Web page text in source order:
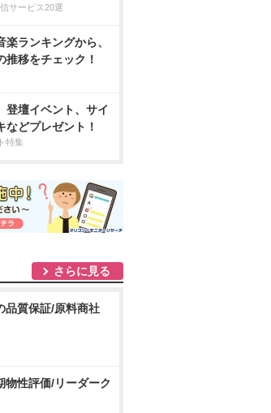
サービス20選
楽ランキングから、
推移をチェック！
登壇イベント、サイ
などプレゼント！
特集
さらに見る
品質保証/原料商社
物性評価/リーダーク